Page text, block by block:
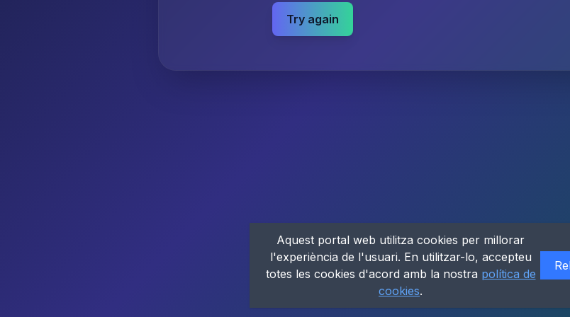
Try again
Aquest portal web utilitza cookies per millorar
l'experiència de l'usuari. En utilitzar-lo, accepteu
totes les cookies d'acord amb la nostra política de
cookies.